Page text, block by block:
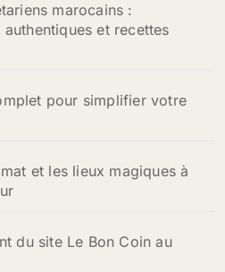
marocains :
et recettes
pour simplifier votre
et les lieux magiques à
du site Le Bon Coin au